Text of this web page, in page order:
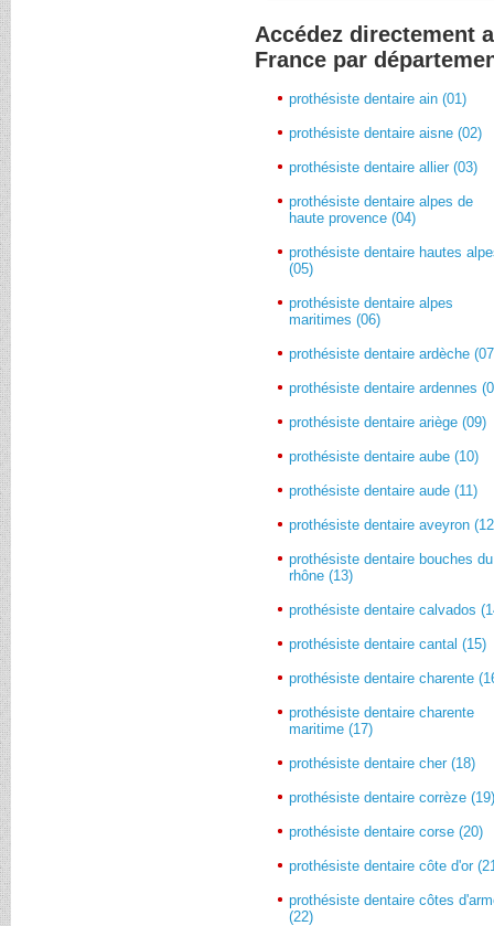
Accédez directement
France par
prothésiste dentaire ain (01)
prothésiste dentaire aisne (02)
prothésiste dentaire allier (03)
prothésiste dentaire alpes de
haute provence (04)
prothésiste dentaire hautes
(05)
prothésiste dentaire alpes
maritimes (06)
prothésiste dentaire ardèche
prothésiste dentaire ardennes
prothésiste dentaire ariège (09)
prothésiste dentaire aube (10)
prothésiste dentaire aude (11)
prothésiste dentaire aveyron
prothésiste dentaire bouches du
rhône (13)
prothésiste dentaire calvados
prothésiste dentaire cantal (15)
prothésiste dentaire charente
prothésiste dentaire charente
maritime (17)
prothésiste dentaire cher (18)
prothésiste dentaire corrèze
prothésiste dentaire corse (20)
prothésiste dentaire côte d'or
prothésiste dentaire côtes
(22)